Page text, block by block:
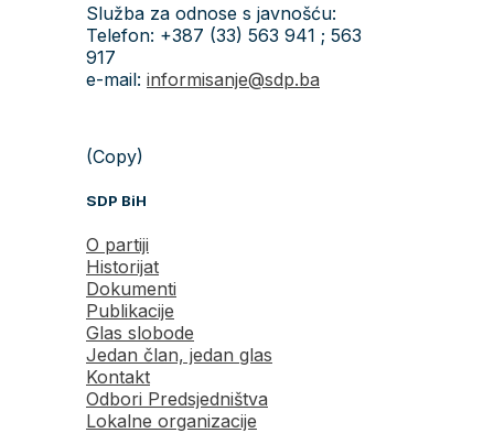
Služba za odnose s javnošću:
Telefon: +387 (33) 563 941 ; 563
917
e-mail: informisanje@sdp.ba
(Copy)
SDP BiH
O partiji
Historijat
Dokumenti
Publikacije
Glas slobode
Jedan član, jedan glas
Kontakt
Odbori Predsjedništva
Lokalne organizacije